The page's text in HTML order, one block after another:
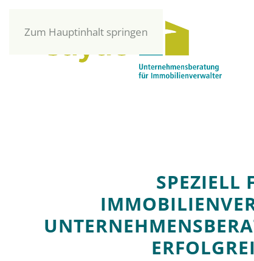
Zum Hauptinhalt springen
SPEZIELL